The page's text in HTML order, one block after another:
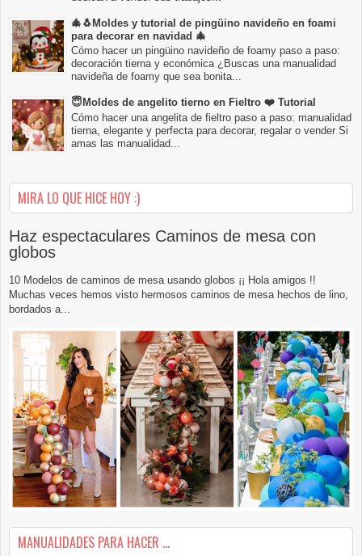
🎄🐧Moldes y tutorial de pingüino navideño en foami
para decorar en navidad 🎄
Cómo hacer un pingüino navideño de foamy paso a paso:
decoración tierna y económica ¿Buscas una manualidad
navideña de foamy que sea bonita...
😇Moldes de angelito tierno en Fieltro ❤️ Tutorial
Cómo hacer una angelita de fieltro paso a paso: manualidad
tierna, elegante y perfecta para decorar, regalar o vender Si
amas las manualidad...
MIRA LO QUE HICE HOY :)
Haz espectaculares Caminos de mesa con
globos
10 Modelos de caminos de mesa usando globos ¡¡ Hola amigos !!
Muchas veces hemos visto hermosos caminos de mesa hechos de lino,
bordados a...
MANUALIDADES PARA HACER ...